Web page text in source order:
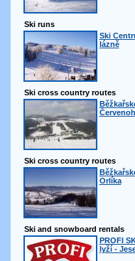
Ski runs
Ski
lázně
Ski cross country routes
Ski cross country routes
Orlíka
Ski and snowboard rentals
PROFI
lyží -